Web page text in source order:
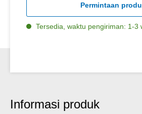
Permintaan
Tersedia, waktu pengiriman: 1-3
Informasi produk